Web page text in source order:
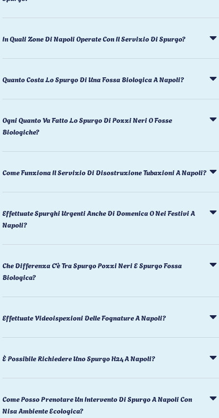
In Quali Zone Di Napoli Operate Con Il Servizio Di Spurgo?
Quanto Costa Lo Spurgo Di Una Fossa Biologica A Napoli?
Ogni Quanto Va Fatto Lo Spurgo Di Pozzi Neri O Fosse
Biologiche?
Come Funziona Il Servizio Di Disostruzione Tubazioni A Napoli?
Effettuate Spurghi Urgenti Anche Di Domenica O Nei Festivi A
Napoli?
Che Differenza C'è Tra Spurgo Pozzi Neri E Spurgo Fossa
Biologica?
Effettuate Videoispezioni Delle Fognature A Napoli?
È Possibile Richiedere Uno Spurgo H24 A Napoli?
Come Posso Prenotare Un Intervento Di Spurgo A Napoli Con
Nisa Ambiente Ecologica?